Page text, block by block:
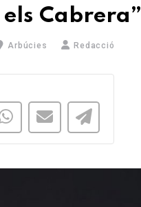
Cabrera”
Arbúcies Redacció